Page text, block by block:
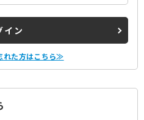
イン
れた方はこちら≫